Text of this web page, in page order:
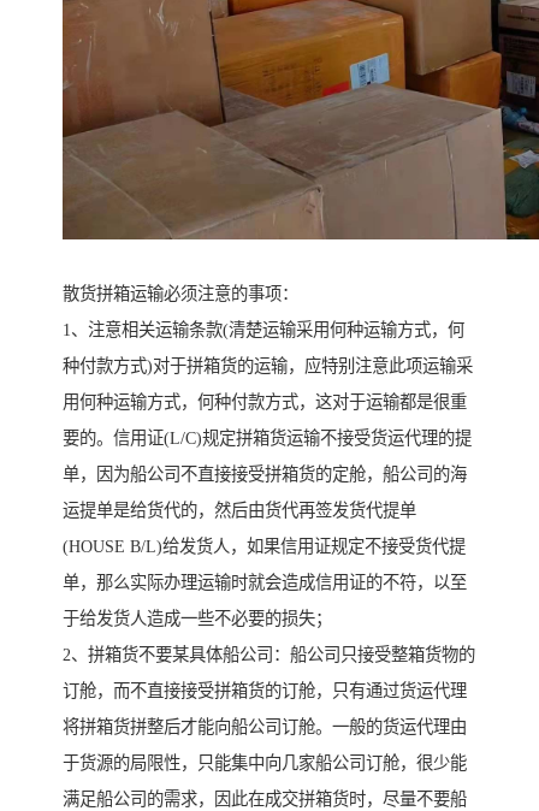
散货拼箱运输必须注意的事项：
1、注意相关运输条款(清楚运输采用何种运输方式，何
种付款方式)对于拼箱货的运输，应特别注意此项运输采
用何种运输方式，何种付款方式，这对于运输都是很重
要的。信用证(L/C)规定拼箱货运输不接受货运代理的提
单，因为船公司不直接接受拼箱货的定舱，船公司的海
运提单是给货代的，然后由货代再签发货代提单
(HOUSE B/L)给发货人，如果信用证规定不接受货代提
单，那么实际办理运输时就会造成信用证的不符，以至
于给发货人造成一些不必要的损失；
2、拼箱货不要某具体船公司：船公司只接受整箱货物的
订舱，而不直接接受拼箱货的订舱，只有通过货运代理
将拼箱货拼整后才能向船公司订舱。一般的货运代理由
于货源的局限性，只能集中向几家船公司订舱，很少能
满足船公司的需求，因此在成交拼箱货时，尽量不要船